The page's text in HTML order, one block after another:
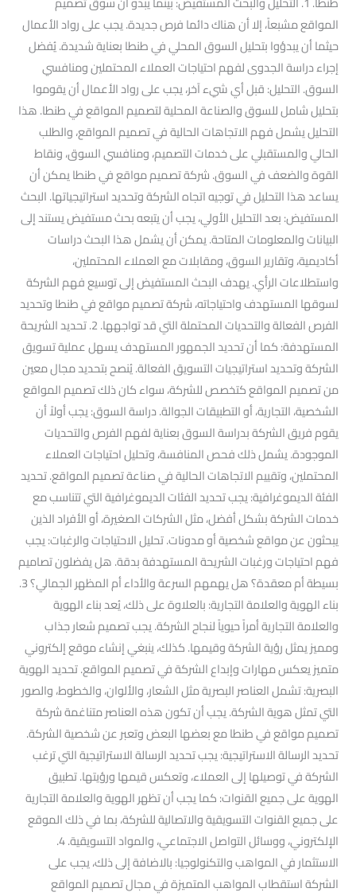
المواقع مشبعاً، إلا أن هناك دائما فرص جديدة. يجب على رواد الأعمال
حيثما أن يبدؤوا بتحليل السوق المحلي في طنطا بعناية شديدة. يُفضل
إجراء دراسة الجدوى لفهم احتياجات العملاء المحتملين ومنافسي
السوق. التحليل: قبل أي شيء آخر، يجب على رواد الأعمال أن يقوموا
بتحليل شامل للسوق والصناعة المحلية لتصميم المواقع في طنطا. هذا
التحليل يشمل فهم الاتجاهات الحالية في تصميم المواقع، والطلب
الحالي والمستقبلي على خدمات التصميم، ومنافسي السوق، ونقاط
القوة والضعف في السوق. شركة تصميم مواقع في طنطا يمكن أن
يساعد هذا التحليل في توجيه اتجاه الشركة وتحديد استراتيجياتها. البحث
المستفيض: بعد التحليل الأولي، يجب أن يتبعه بحث مستفيض يستند إلى
البيانات والمعلومات المتاحة. يمكن أن يشمل هذا البحث دراسات
أكاديمية، وتقارير السوق، ومقابلات مع العملاء المحتملين،
واستطلاعات الرأي. يهدف البحث المستفيض إلى توسيع فهم الشركة
لسوقها المستهدف واحتياجاته، شركة تصميم مواقع في طنطا وتحديد
الفرص الفعالة والتحديات المحتملة التي قد تواجهها. 2. تحديد الشريحة
المستهدفة: كما أن تحديد الجمهور المستهدف يسهل عملية تسويق
الشركة وتحديد استراتيجيات التسويق الفعالة. يُنصح بتحديد مجال معين
من تصميم المواقع كتخصص للشركة، سواء كان ذلك تصميم المواقع
الشخصية، التجارية، أو التطبيقات الجوالة. دراسة السوق: يجب أولاً أن
يقوم فريق الشركة بدراسة السوق بعناية لفهم الفرص والتحديات
الموجودة. يشمل ذلك فحص المنافسة، وتحليل احتياجات العملاء
المحتملين، وتقييم الاتجاهات الحالية في صناعة تصميم المواقع. تحديد
الفئة الديموغرافية: يجب تحديد الفئات الديموغرافية التي تتناسب مع
خدمات الشركة بشكل أفضل، مثل الشركات الصغيرة، أو الأفراد الذين
يبحثون عن مواقع شخصية أو مدونات. تحليل الاحتياجات والرغبات: يجب
فهم احتياجات ورغبات الشريحة المستهدفة بدقة. هل يفضلون تصاميم
بسيطة أم معقدة؟ هل يهمهم السرعة والأداء أم المظهر الجمالي؟ 3.
بناء الهوية والعلامة التجارية: بالعلاوة على ذلك، يُعد بناء الهوية
والعلامة التجارية أمراً حيوياً لنجاح الشركة. يجب تصميم شعار جذاب
ومميز يمثل رؤية الشركة وقيمها. كذلك، ينبغي إنشاء موقع إلكتروني
متميز يعكس مهارات وإبداع الشركة في تصميم المواقع. تحديد الهوية
البصرية: تشمل العناصر البصرية مثل الشعار، والألوان، والخطوط، والصور
التي تمثل هوية الشركة. يجب أن تكون هذه العناصر متناغمة شركة
تصميم مواقع في طنطا مع بعضها البعض وتعبر عن شخصية الشركة.
تحديد الرسالة الاستراتيجية: يجب تحديد الرسالة الاستراتيجية التي ترغب
الشركة في توصيلها إلى العملاء، وتعكس قيمها ورؤيتها. تطبيق
الهوية على جميع القنوات: كما يجب أن تظهر الهوية والعلامة التجارية
على جميع القنوات التسويقية والاتصالية للشركة، بما في ذلك الموقع
الإلكتروني، ووسائل التواصل الاجتماعي، والمواد التسويقية. 4.
الاستثمار في المواهب والتكنولوجيا: بالاضافة إلى ذلك، يجب على
الشركة استقطاب المواهب المتميزة في مجال تصميم المواقع